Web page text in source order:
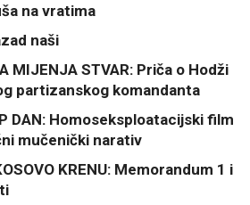
na vratima
naši
MIJENJA STVAR: Priča o Hodži
partizanskog komandanta
DAN: Homoseksploatacijski film
mučenički narativ
KRENU: Memorandum 1 i